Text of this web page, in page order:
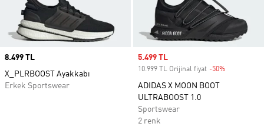
Price
8.499 TL
X_PLRBOOST Ayakkabı
Erkek Sportswear
Sale price
5.499 TL
10.999 TL Orijinal fiyat -50%
ADIDAS X MOON BOOT
ULTRABOOST 1.0
Sportswear
2 renk